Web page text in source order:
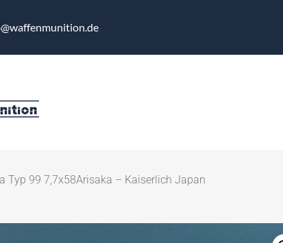
Typ 99 7,7x58Arisaka – Kaiserlich Japan